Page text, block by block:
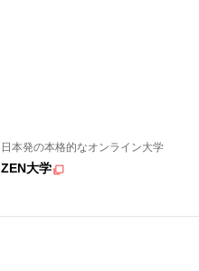
日本発の本格的なオンライン大学
ZEN大学